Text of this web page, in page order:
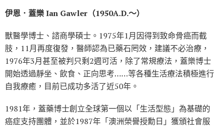
伊恩．蓋樂 Ian Gawler（1950A.D.～）
獸醫學博士、諮商學碩士。1975年1月因得到致命骨癌而截
肢，11月再度復發，醫師認為已藥石罔效，建議不必治療，
1976年3月甚至被判只剩2週可活，除了常規療法，蓋樂博士
開始透過靜坐、飲食、正向思考……等各種生活療法積極進行
自我療癒，目前已成功多活了近50年。
1981年，蓋藥博士創立全球第一個以「生活型態」為基礎的
癌症支持團體，並於1987年「澳洲榮譽授勳日」獲頒社會服